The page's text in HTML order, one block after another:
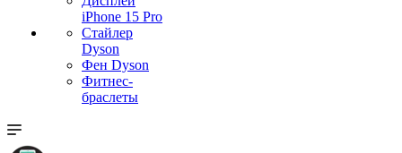
iPhone 15 Pro
Стайлер
Dyson
Фен Dyson
Фитнес-
браслеты